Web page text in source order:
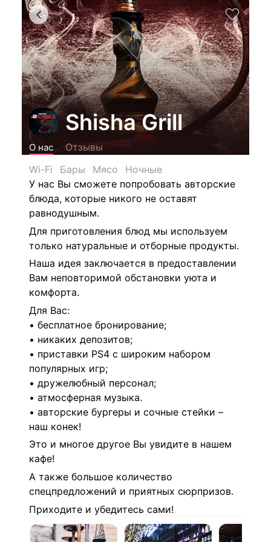
Shisha Grill
О нас
Отзывы
Wi-Fi
Бары Мясо
Ночные
У нас Вы сможете попробовать авторские
блюда, которые никого не оставят
равнодушным.
Для приготовления блюд мы используем
только натуральные и отборные продукты.
Наша идея заключается в предоставлении
Вам неповторимой обстановки уюта и
комфорта.
Для Вас:
• бесплатное бронирование;
• никаких депозитов;
• приставки PS4 с широким набором
популярных игр;
• дружелюбный персонал;
• атмосферная музыка.
• авторские бургеры и сочные стейки –
наш конек!
Это и многое другое Вы увидите в нашем
кафе!
А также большое количество
спецпредложений и приятных сюрпризов.
Приходите и убедитесь сами!